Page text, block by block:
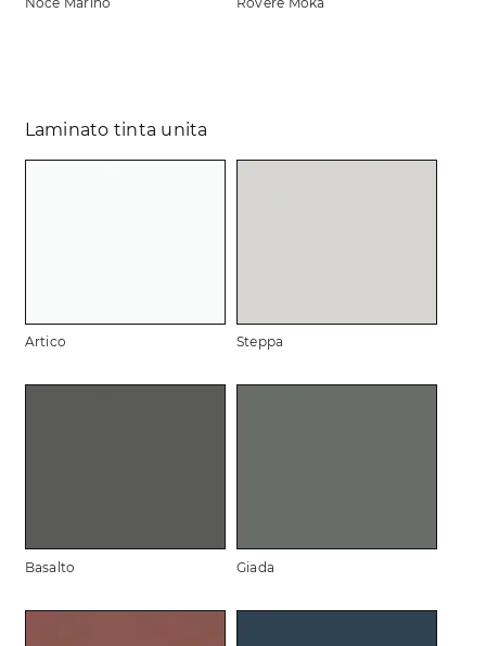
Laminato tinta unita
Artico Steppa
Basalto Giada